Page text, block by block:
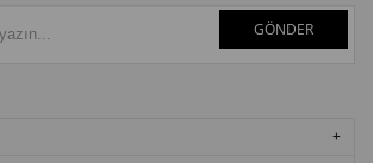
GÖNDER